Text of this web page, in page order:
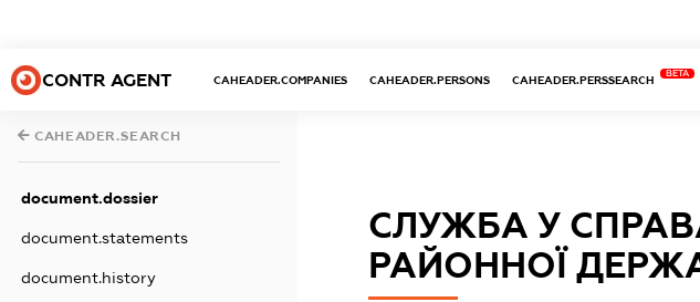
CONTR AGENT CAHEADER.COMPANIES CAHEADER.PERSONS CAHEADER.PERSSEARCH
BETA
CAHEADER.SEARCH
document.dossier
document.statements
document.history
СЛУЖБА У
РАЙОННОЇ